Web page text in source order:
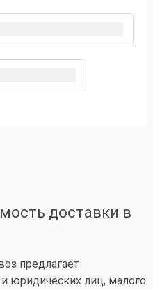
доставки в
предлагает
юридических лиц, малого